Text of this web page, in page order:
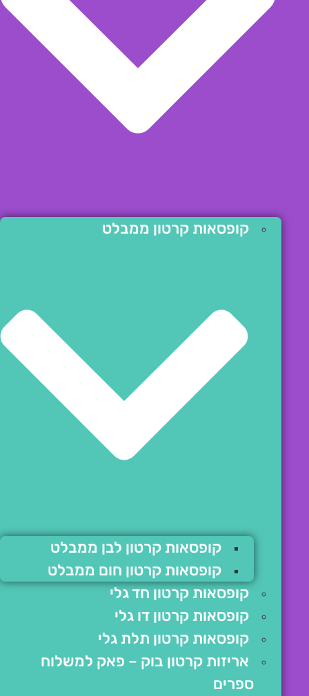
קופסאות קרטון ממבלט
קופסאות קרטון לבן ממבלט
קופסאות קרטון חום ממבלט
קופסאות קרטון חד גלי
קופסאות קרטון דו גלי
קופסאות קרטון תלת גלי
אריזות קרטון בוק – פאק למשלוח
ספרים